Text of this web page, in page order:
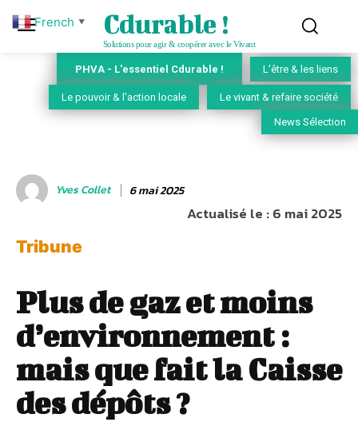
Cdurable !
Solutions pour agir & coopérer avec le Vivant
PHVA - L'essentiel Cdurable ! L'être & les liens
Le pouvoir & l'action locale Le vivant & refaire société
News Sélection
Yves Collet 6 mai 2025
Actualisé le :6 mai 2025
Tribune
Plus de gaz et moins
d’environnement :
mais que fait la Caisse
des dépôts ?
French ▼